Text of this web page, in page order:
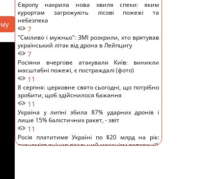
Європу накрила нова хвиля спеки: яким
курортам загрожують лісові пожежі та
небезпека
7
"Сміливо і мужньо": ЗМІ розкрили, хто врятував
український літак від дрона в Лейпцигу
7
Росіяни вчергове атакували Київ: виникли
масштабні пожежі, є постраждалі (фото)
11
8 серпня: церковне свято сьогодні, що потрібно
зробити, щоб здійснилося бажання
11
Україна у липні збила 87% ударних дронів і
лише 15% балістичних ракет, - звіт
11
Росія платитиме Україні по $20 млрд на рік:
економіст оцінив реальний механізм репарацій